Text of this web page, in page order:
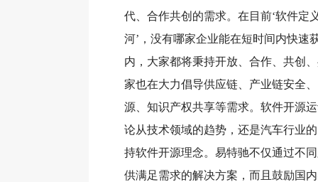
代、合作共创的需求。在目前‘软件定
河’，没有哪家企业能在短时间内快速
内，大家都将秉持开放、合作、共创
家也在大力倡导供应链、产业链安全
源、知识产权共享等需求。软件开源
论从技术领域的趋势，还是汽车行业
持软件开源理念。易特驰不仅通过不
供满足需求的解决方案，而且鼓励国